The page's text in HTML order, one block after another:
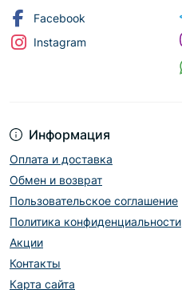
Информация
Оплата и доставка
Обмен и возврат
Пользовательское соглашение
Политика конфиденциальности
Акции
Контакты
Карта сайта
Facebook
Instagram